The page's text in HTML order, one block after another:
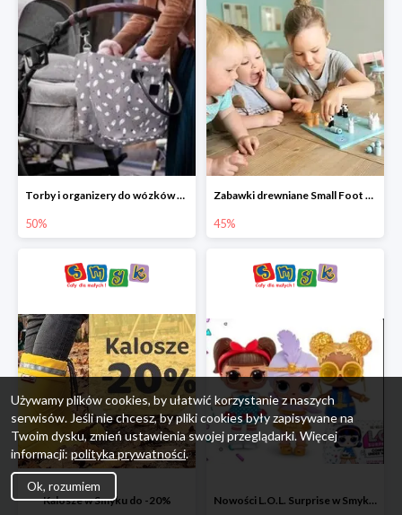
Torby i organizery do wózków w Smyku do -50%
50%
Zabawki drewniane Small Foot do -45%
45%
Kalosze w Smyku do -20% Nowości L.O.L. Surprise w Smyku do -45%
Używamy plików cookies, by ułatwić korzystanie z naszych
serwisów. Jeśli nie chcesz, by pliki cookies były zapisywane na
Twoim dysku, zmień ustawienia swojej przeglądarki. Więcej
informacji: polityka prywatności.
Ok, rozumiem